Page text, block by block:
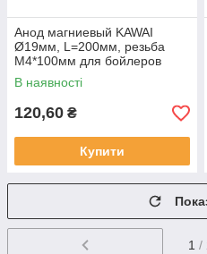
Анод магниевый KAWAI
Ø19мм, L=200мм, резьба
M4*100мм для бойлеров
Thermex, Garanterm, ATT
В наявності
120,60 ₴
Купити
1 /